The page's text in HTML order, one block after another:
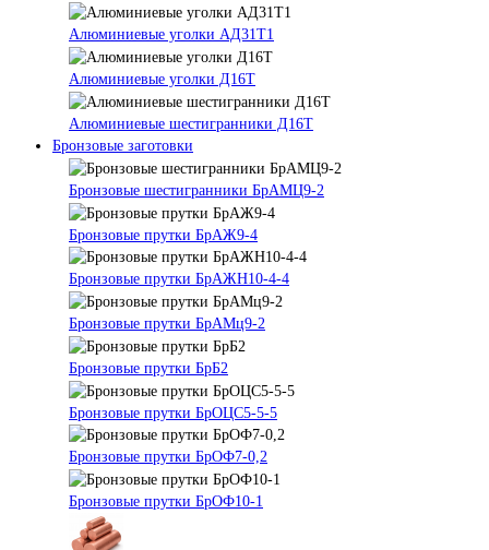
Алюминиевые уголки АД31Т1
Алюминиевые уголки Д16Т
Алюминиевые шестигранники Д16Т
Бронзовые заготовки
Бронзовые шестигранники БрАМЦ9-2
Бронзовые прутки БрАЖ9-4
Бронзовые прутки БрАЖН10-4-4
Бронзовые прутки БрАМц9-2
Бронзовые прутки БрБ2
Бронзовые прутки БрОЦС5-5-5
Бронзовые прутки БрОФ7-0,2
Бронзовые прутки БрОФ10-1